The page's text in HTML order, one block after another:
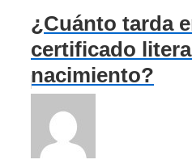
¿Cuánto tarda
certificado
nacimiento?